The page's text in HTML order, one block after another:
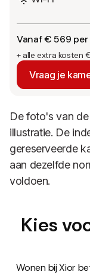
Vanaf € 569 per
+ alle extra kosten
Vraag je
De foto's van
illustratie. De
gereserveerde
aan dezelfde
voldoen.
Kies
Wonen bij Xior